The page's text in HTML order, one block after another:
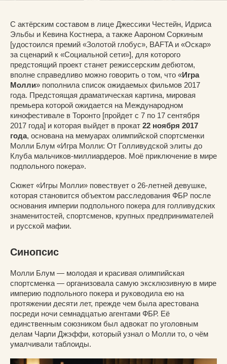
С актёрским составом в лице Джессики Честейн, Идриса
Эльбы и Кевина Костнера, а также Аароном Соркиным
[удостоился премий «Золотой глобус», BAFTA и «Оскар»
за сценарий к «Социальной сети»], для которого
предстоящий проект станет режиссерским дебютом,
вполне справедливо можно говорить о том, что «Игра
Молли» пополнила список ожидаемых фильмов 2017
года. Предстоящая драматическая картина, мировая
премьера которой ожидается на Международном
кинофестивале в Торонто [пройдет с 7 по 17 сентября
2017 года] и которая выйдет в прокат 22 ноября 2017
года, основана на мемуарах олимпийской спортсменки
Молли Блум «Игра Молли: От Голливудской элиты до
Клуба мальчиков-миллиардеров. Моё приключение в мире
подпольного покера».
Сюжет «Игры Молли» повествует о 26-летней девушке,
которая становится объектом расследования ФБР после
основания империи подпольного покера для голливудских
знаменитостей, спортсменов, крупных предпринимателей
и русской мафии.
Синопсис
Молли Блум — молодая и красивая олимпийская
спортсменка — организовала самую эксклюзивную в мире
империю подпольного покера и руководила ею на
протяжении десяти лет, прежде чем была арестована
посреди ночи семнадцатью агентами ФБР. Её
единственным союзником был адвокат по уголовным
делам Чарли Джэффи, который узнал о Молли то, о чём
умалчивали таблоиды.